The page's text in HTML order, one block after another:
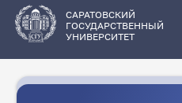
основному
содержанию
САРАТОВСКИЙ
ГОСУДАРСТВЕННЫЙ
УНИВЕРСИТЕТ